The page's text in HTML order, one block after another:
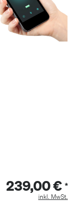
239,00 € *
inkl. MwSt.